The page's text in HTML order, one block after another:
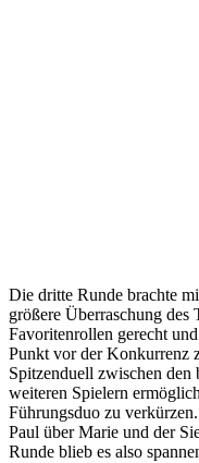
Die dritte Runde brachte
größere Überraschung des
Favoritenrollen gerecht
Punkt vor der Konkurrenz
Spitzenduell zwischen den
weiteren Spielern
Führungsduo zu
Paul über Marie und der
Runde blieb es also